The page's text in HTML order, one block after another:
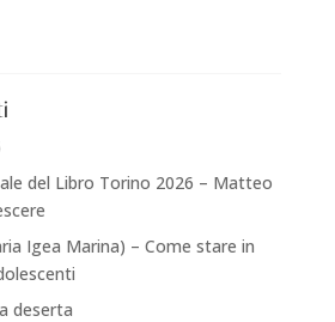
del Libro Torino 2026 – Matteo
Igea Marina) – Come stare in
deserta